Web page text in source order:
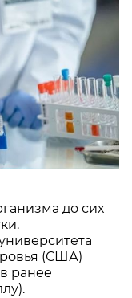
до сих
(США)
ранее